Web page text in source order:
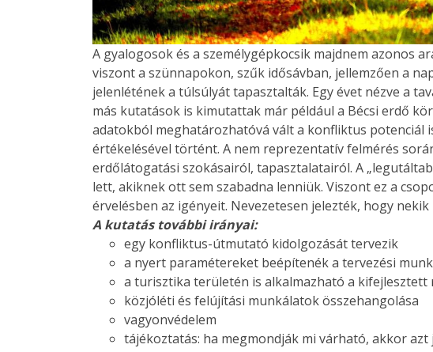
A gyalogosok és a személygépkocsik majdnem azonos
viszont a szünnapokon, szűk idősávban, jellemzően a
jelenlétének a túlsúlyát tapasztalták. Egy évet nézve a
más kutatások is kimutattak már például a Bécsi erdő
adatokból meghatározhatóvá vált a konfliktus potenciál
értékelésével történt. A nem reprezentatív felmérés
erdőlátogatási szokásairól, tapasztalatairól. A
lett, akiknek ott sem szabadna lenniük. Viszont ez a
érvelésben az igényeit. Nevezetesen jelezték, hogy
A kutatás további irányai:
egy konfliktus-útmutató kidolgozását tervezik
a nyert paramétereket beépítenék a tervezési
a turisztika területén is alkalmazható a kifejlesztett
közjóléti és felújítási munkálatok összehangolása
vagyonvédelem
tájékoztatás: ha megmondják mi várható, akkor